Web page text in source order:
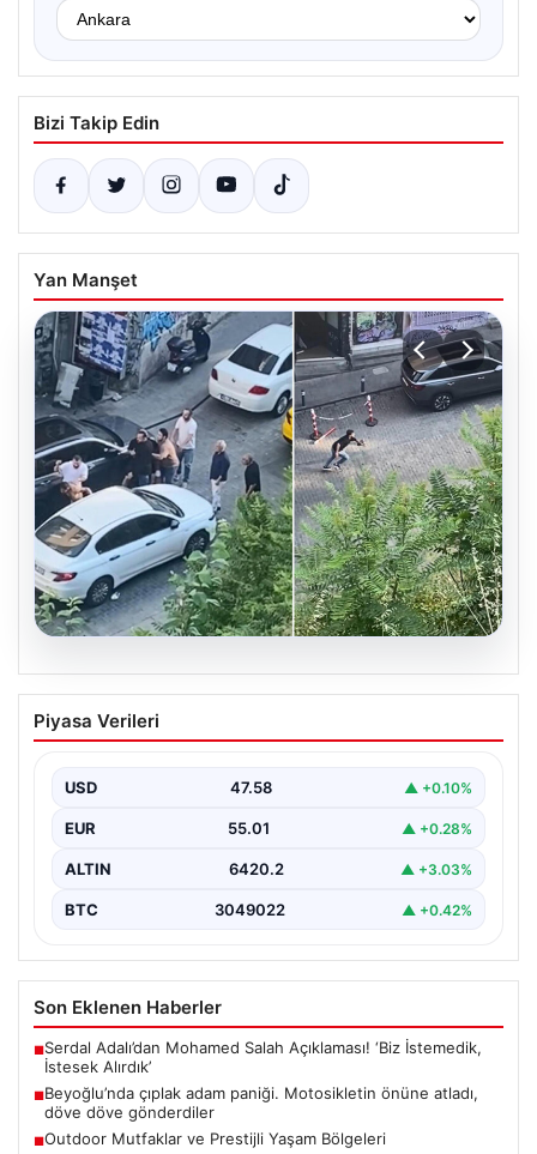
Bizi Takip Edin
Yan Manşet
05.08.2026
Beyoğlu’nda çıplak adam paniği.
Motosikletin önüne atladı, döve döve
{“title”: “Beyoğlu’nda Çıplak Adamın Panik Yaratan
yaşanan…
Piyasa Verileri
USD 47.58 ▲ +0.10%
EUR 55.01 ▲ +0.28%
ALTIN 6420.2 ▲ +3.03%
BTC 3049022 ▲ +0.42%
Son Eklenen Haberler
■Serdal Adalı’dan Mohamed Salah Açıklaması! ‘Biz İstemedik,
İstesek Alırdık’
■Beyoğlu’nda çıplak adam paniği. Motosikletin önüne atladı,
döve döve gönderdiler
■Outdoor Mutfaklar ve Prestijli Yaşam Bölgeleri